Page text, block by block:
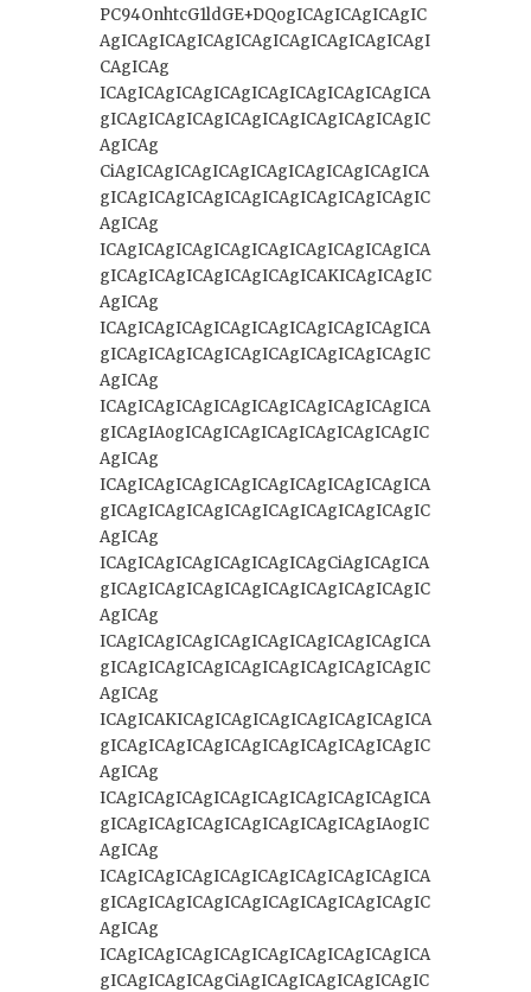
PC94OnhtcG1ldGE+DQogICAgICAgICAgIC
AgICAgICAgICAgICAgICAgICAgICAgICAgI
CAgICAg
ICAgICAgICAgICAgICAgICAgICAgICAgICA
gICAgICAgICAgICAgICAgICAgICAgICAgIC
AgICAg
CiAgICAgICAgICAgICAgICAgICAgICAgICA
gICAgICAgICAgICAgICAgICAgICAgICAgIC
AgICAg
ICAgICAgICAgICAgICAgICAgICAgICAgICA
gICAgICAgICAgICAgICAgICAKICAgICAgIC
AgICAg
ICAgICAgICAgICAgICAgICAgICAgICAgICA
gICAgICAgICAgICAgICAgICAgICAgICAgIC
AgICAg
ICAgICAgICAgICAgICAgICAgICAgICAgICA
gICAgIAogICAgICAgICAgICAgICAgICAgIC
AgICAg
ICAgICAgICAgICAgICAgICAgICAgICAgICA
gICAgICAgICAgICAgICAgICAgICAgICAgIC
AgICAg
ICAgICAgICAgICAgICAgICAgCiAgICAgICA
gICAgICAgICAgICAgICAgICAgICAgICAgIC
AgICAg
ICAgICAgICAgICAgICAgICAgICAgICAgICA
gICAgICAgICAgICAgICAgICAgICAgICAgIC
AgICAg
ICAgICAKICAgICAgICAgICAgICAgICAgICA
gICAgICAgICAgICAgICAgICAgICAgICAgIC
AgICAg
ICAgICAgICAgICAgICAgICAgICAgICAgICA
gICAgICAgICAgICAgICAgICAgICAgIAogIC
AgICAg
ICAgICAgICAgICAgICAgICAgICAgICAgICA
gICAgICAgICAgICAgICAgICAgICAgICAgIC
AgICAg
ICAgICAgICAgICAgICAgICAgICAgICAgICA
gICAgICAgICAgCiAgICAgICAgICAgICAgIC